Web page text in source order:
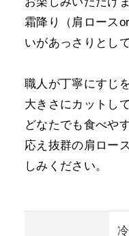
霜降り（肩ロース
いがあっさりとし
職人が丁寧にすじ
大きさにカットし
どなたでも食べや
応え抜群の肩ロー
しみください。